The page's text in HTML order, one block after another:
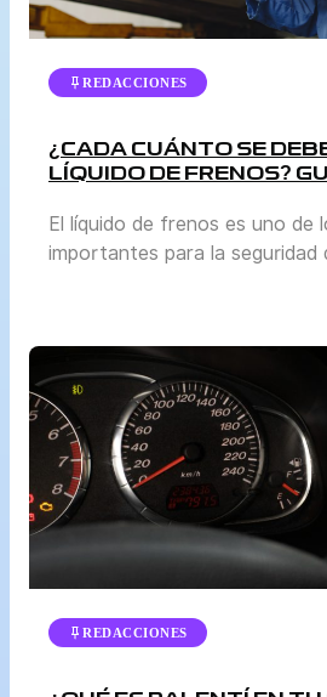
REDACCIONES
¿CADA CUÁNTO SE
LÍQUIDO DE FRENOS?
El líquido de frenos es uno de
importantes para la seguridad
o la revisión de llantas. Sin
en buen estado es vital para
sistema de frenos funcione
esta […]
REDACCIONES